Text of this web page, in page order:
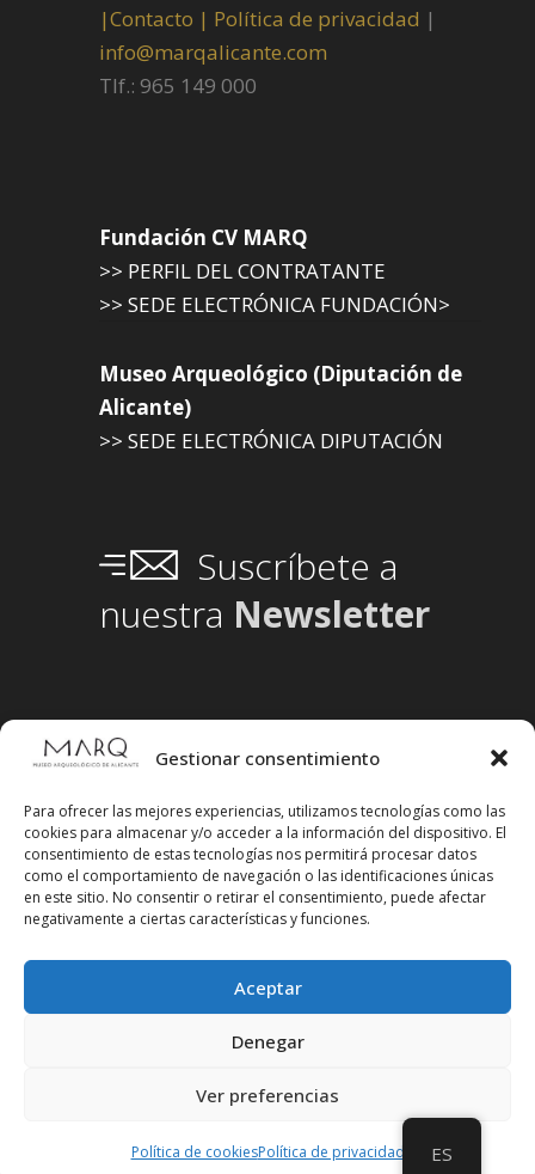
Gestionar consentimiento
Para ofrecer las mejores experiencias, utilizamos tecnologías como las
cookies para almacenar y/o acceder a la información del dispositivo. El
consentimiento de estas tecnologías nos permitirá procesar datos
como el comportamiento de navegación o las identificaciones únicas
en este sitio. No consentir o retirar el consentimiento, puede afectar
negativamente a ciertas características y funciones.
Aceptar
Denegar
Ver preferencias
Política de cookiesPolítica de privacidad
|Contacto | Política de privacidad |
info@marqalicante.com
Tlf.: 965 149 000
Fundación CV MARQ
>> PERFIL DEL CONTRATANTE
>> SEDE ELECTRÓNICA FUNDACIÓN>
Museo Arqueológico (Diputación de
Alicante)
>> SEDE ELECTRÓNICA DIPUTACIÓN
Suscríbete a
nuestra Newsletter
Síguenos en redes sociales
ES